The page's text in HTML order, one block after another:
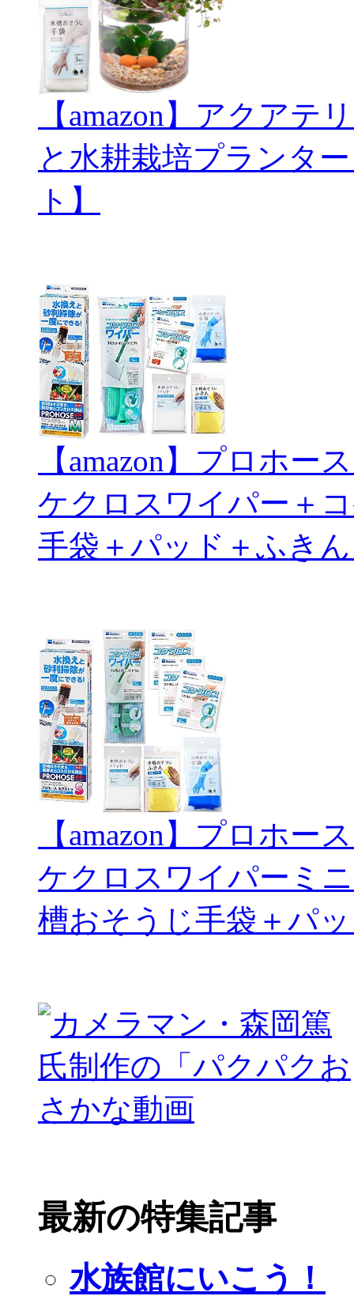
【amazon】アクアテ
と水耕栽培プランタ
ト】
【amazon】プロホ
ケクロスワイパー＋
手袋＋パッド＋ふき
【amazon】プロホー
ケクロスワイパーミ
槽おそうじ手袋＋パ
最新の特集記事
水族館にいこう！